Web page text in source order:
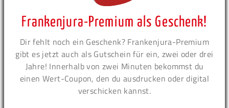
Frankenjura-Premium als Geschenk!
Dir fehlt noch ein Geschenk? Frankenjura-Premium
gibt es jetzt auch als Gutschein für ein, zwei oder drei
Jahre! Innerhalb von zwei Minuten bekommst du
einen Wert-Coupon, den du ausdrucken oder digital
verschicken kannst.